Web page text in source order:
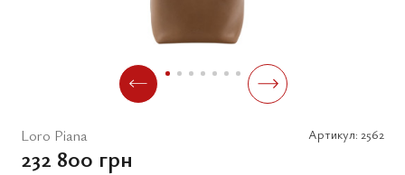
Loro Piana Артикул: 2562
232 800 грн